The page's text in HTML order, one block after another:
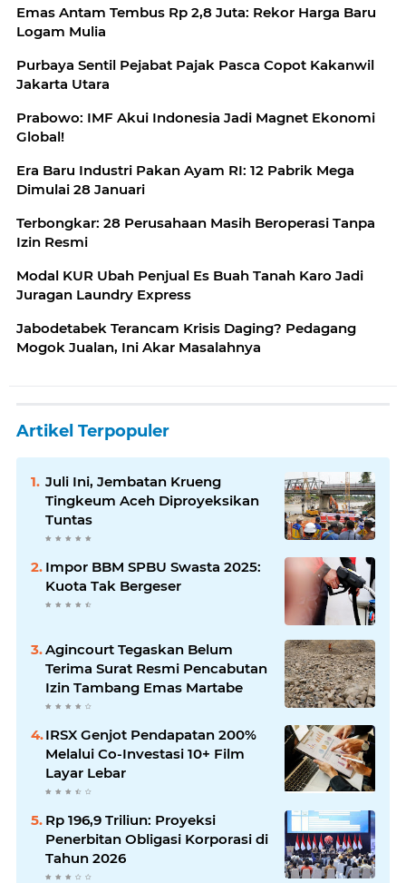
Emas Antam Tembus Rp 2,8 Juta: Rekor Harga Baru
Logam Mulia
Purbaya Sentil Pejabat Pajak Pasca Copot Kakanwil
Jakarta Utara
Prabowo: IMF Akui Indonesia Jadi Magnet Ekonomi
Global!
Era Baru Industri Pakan Ayam RI: 12 Pabrik Mega
Dimulai 28 Januari
Terbongkar: 28 Perusahaan Masih Beroperasi Tanpa
Izin Resmi
Modal KUR Ubah Penjual Es Buah Tanah Karo Jadi
Juragan Laundry Express
Jabodetabek Terancam Krisis Daging? Pedagang
Mogok Jualan, Ini Akar Masalahnya
Artikel Terpopuler
Juli Ini, Jembatan Krueng
Tingkeum Aceh Diproyeksikan
Tuntas
Impor BBM SPBU Swasta 2025:
Kuota Tak Bergeser
Agincourt Tegaskan Belum
Terima Surat Resmi Pencabutan
Izin Tambang Emas Martabe
IRSX Genjot Pendapatan 200%
Melalui Co-Investasi 10+ Film
Layar Lebar
Rp 196,9 Triliun: Proyeksi
Penerbitan Obligasi Korporasi di
Tahun 2026